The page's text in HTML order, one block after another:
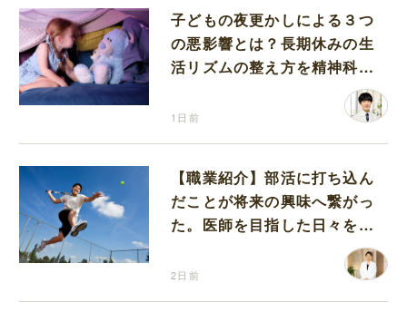
子どもの夜更かしによる３つ
の悪影響とは？長期休みの生
活リズムの整え方を精神科医
1日前
【職業紹介】部活に打ち込ん
だことが将来の興味へ繋がっ
た。医師を目指した日々を振
2日前